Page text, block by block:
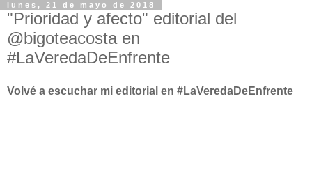
lunes, 21 de mayo de 2018
"Prioridad y afecto" editorial del
@bigoteacosta en
#LaVeredaDeEnfrente
Volvé a escuchar mi editorial en #LaVeredaDeEnfrente